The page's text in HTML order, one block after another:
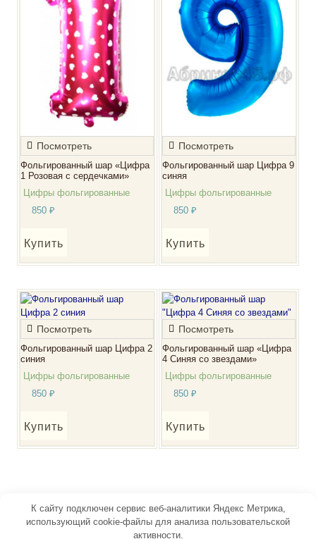
Посмотреть
Фольгированный шар «Цифра
1 Розовая с сердечками»
Цифры фольгированные
850 ₽
Купить
Посмотреть
Фольгированный шар Цифра 9
синяя
Цифры фольгированные
850 ₽
Купить
Посмотреть
Фольгированный шар Цифра 2
синия
Цифры фольгированные
850 ₽
Купить
Посмотреть
Фольгированный шар «Цифра
4 Синяя со звездами»
Цифры фольгированные
850 ₽
Купить
К сайту подключен сервис веб-аналитики Яндекс Метрика,
использующий cookie-файлы для анализа пользовательской
активности.